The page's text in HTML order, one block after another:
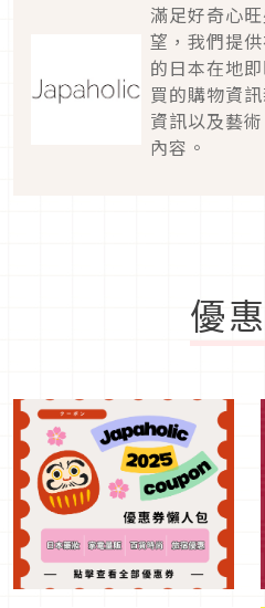
滿足好奇心
望，我們提
的日本在地
買的購物資
資訊以及藝
內容。
優